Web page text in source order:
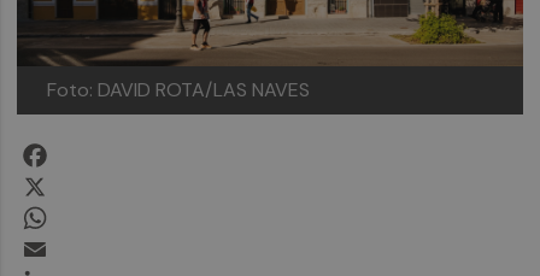
Foto: DAVID ROTA/LAS NAVES